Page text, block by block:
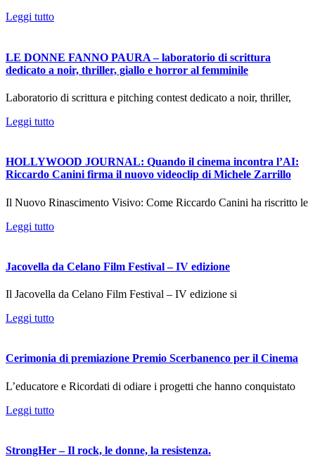
Leggi tutto
LE DONNE FANNO PAURA – laboratorio di scrittura
dedicato a noir, thriller, giallo e horror al femminile
Laboratorio di scrittura e pitching contest dedicato a noir, thriller,
Leggi tutto
HOLLYWOOD JOURNAL: Quando il cinema incontra l’AI:
Riccardo Canini firma il nuovo videoclip di Michele Zarrillo
Il Nuovo Rinascimento Visivo: Come Riccardo Canini ha riscritto le
Leggi tutto
Jacovella da Celano Film Festival – IV edizione
Il Jacovella da Celano Film Festival – IV edizione si
Leggi tutto
Cerimonia di premiazione Premio Scerbanenco per il Cinema
L’educatore e Ricordati di odiare i progetti che hanno conquistato
Leggi tutto
StrongHer – Il rock, le donne, la resistenza.